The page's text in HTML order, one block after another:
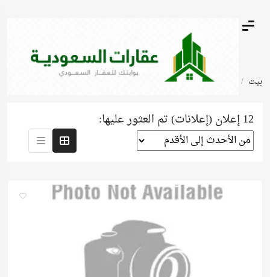
بيت محلات تجارية محلات للايجار
12 إعلان (إعلانات) تم العثور عليها: